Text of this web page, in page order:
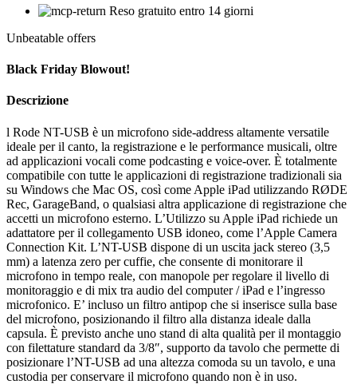
Reso gratuito entro 14 giorni
Unbeatable offers
Black Friday Blowout!
Descrizione
l Rode NT-USB è un microfono side-address altamente versatile
ideale per il canto, la registrazione e le performance musicali, oltre
ad applicazioni vocali come podcasting e voice-over. È totalmente
compatibile con tutte le applicazioni di registrazione tradizionali sia
su Windows che Mac OS, così come Apple iPad utilizzando RØDE
Rec, GarageBand, o qualsiasi altra applicazione di registrazione che
accetti un microfono esterno. L’Utilizzo su Apple iPad richiede un
adattatore per il collegamento USB idoneo, come l’Apple Camera
Connection Kit. L’NT-USB dispone di un uscita jack stereo (3,5
mm) a latenza zero per cuffie, che consente di monitorare il
microfono in tempo reale, con manopole per regolare il livello di
monitoraggio e di mix tra audio del computer / iPad e l’ingresso
microfonico. E’ incluso un filtro antipop che si inserisce sulla base
del microfono, posizionando il filtro alla distanza ideale dalla
capsula. È previsto anche uno stand di alta qualità per il montaggio
con filettature standard da 3/8″, supporto da tavolo che permette di
posizionare l’NT-USB ad una altezza comoda su un tavolo, e una
custodia per conservare il microfono quando non è in uso.